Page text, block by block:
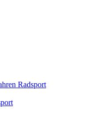
Radsport